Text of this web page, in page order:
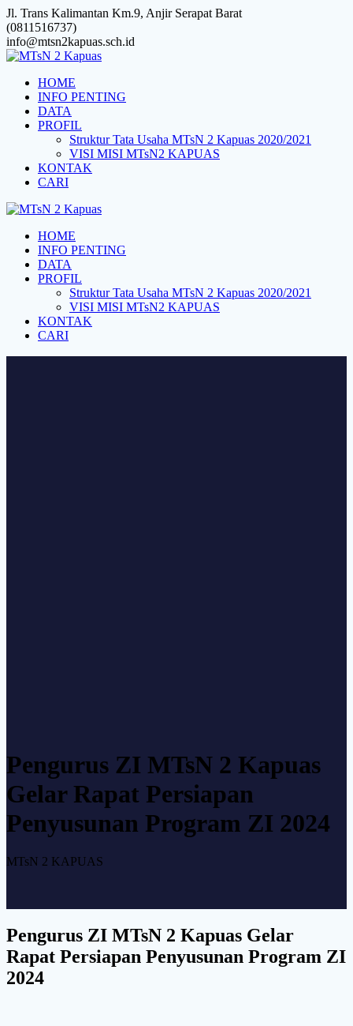
Skip
to
content
Jl. Trans Kalimantan Km.9, Anjir Serapat Barat
(0811516737)
info@mtsn2kapuas.sch.id
HOME
INFO PENTING
DATA
PROFIL
Struktur Tata Usaha MTsN 2 Kapuas 2020/2021
VISI MISI MTsN2 KAPUAS
KONTAK
CARI
HOME
INFO PENTING
DATA
PROFIL
Struktur Tata Usaha MTsN 2 Kapuas 2020/2021
VISI MISI MTsN2 KAPUAS
KONTAK
CARI
Pengurus ZI MTsN 2 Kapuas
Gelar Rapat Persiapan
Penyusunan Program ZI 2024
MTsN 2 KAPUAS
Pengurus ZI MTsN 2 Kapuas Gelar
Rapat Persiapan Penyusunan Program ZI
2024